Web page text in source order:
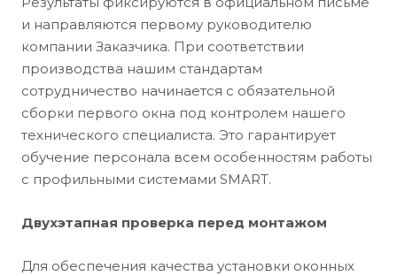
и направляются первому руководителю
компании Заказчика. При соответствии
производства нашим стандартам
сотрудничество начинается с обязательной
сборки первого окна под контролем нашего
технического специалиста. Это гарантирует
обучение персонала всем особенностям работы
с профильными системами SMART.
Двухэтапная проверка перед монтажом
Для обеспечения качества установки оконных